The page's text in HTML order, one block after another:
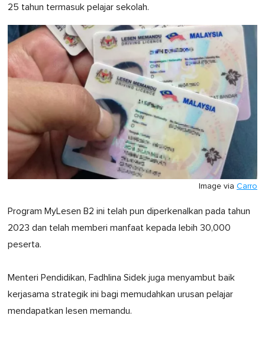
25 tahun termasuk pelajar sekolah.
Image via Carro
Program MyLesen B2 ini telah pun diperkenalkan pada tahun
2023 dan telah memberi manfaat kepada lebih 30,000
peserta.
Menteri Pendidikan, Fadhlina Sidek juga menyambut baik
kerjasama strategik ini bagi memudahkan urusan pelajar
mendapatkan lesen memandu.